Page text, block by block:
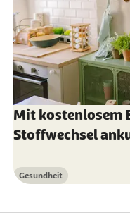
Mit kostenlosem
Stoffwechsel
Kategorie
Gesundheit